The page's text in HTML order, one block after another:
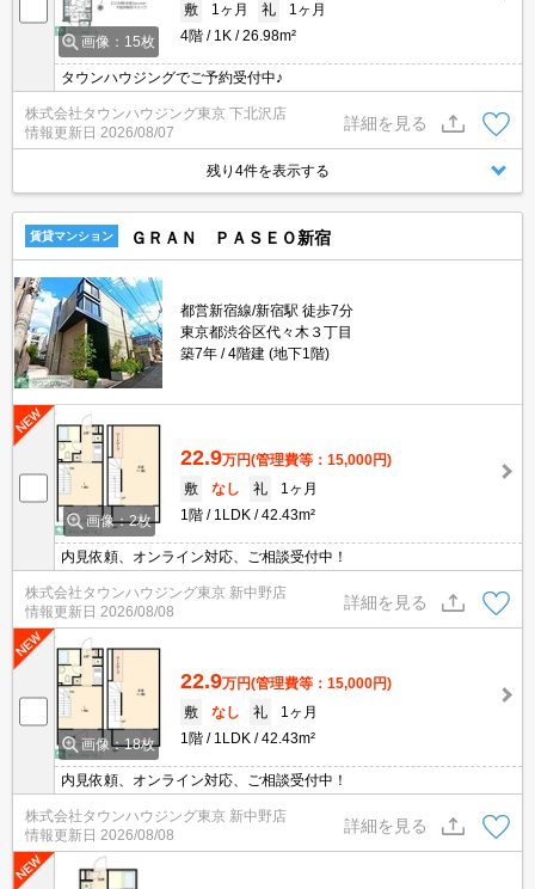
画像：15枚
敷
1ヶ月 礼
1ヶ月
4階
1K 26.98m²
タウンハウジングでご予約受付中♪
株式会社タウンハウジング東京 下北沢店
情報更新日 2026/08/07
詳細を見る
残り4件を表示する
賃貸マンション ＧＲＡＮ ＰＡＳＥＯ新宿
都営新宿線/新宿駅 徒歩7分
東京都渋谷区代々木３丁目
築7年
4階建 (地下1階)
画像：2枚
22.9万円(管理費等：15,000円)
敷
なし 礼
1ヶ月
1階
1LDK 42.43m²
内見依頼、オンライン対応、ご相談受付中！
株式会社タウンハウジング東京 新中野店
情報更新日 2026/08/08
詳細を見る
画像：18枚
22.9万円(管理費等：15,000円)
敷
なし 礼
1ヶ月
1階
1LDK 42.43m²
内見依頼、オンライン対応、ご相談受付中！
株式会社タウンハウジング東京 新中野店
情報更新日 2026/08/08
詳細を見る